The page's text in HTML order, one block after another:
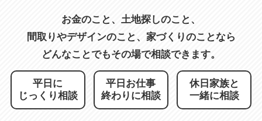
お金のこと、土地探しのこと、
間取りやデザインのこと、 家づくりのことなら
どんなことでもその場で相談できます。
平日に
じっくり相談
平日お仕事
終わりに相談
休日家族と
一緒に相談